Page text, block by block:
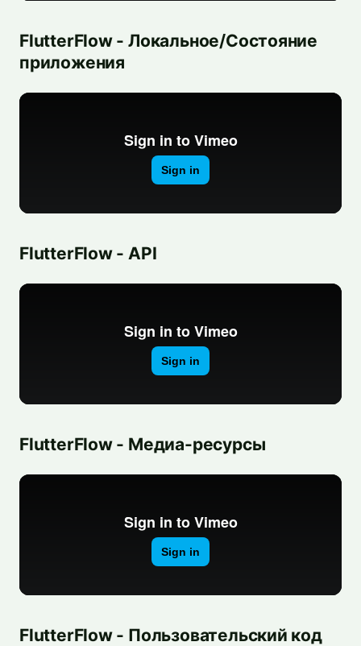
FlutterFlow - Локальное/Состояние
приложения
FlutterFlow - API
FlutterFlow - Медиа-ресурсы
FlutterFlow - Пользовательский код